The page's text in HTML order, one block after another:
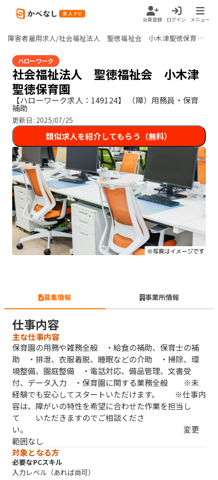
会員登録 ログイン メニュー
障害者雇用求人/社会福祉法人 聖徳福祉会 小木津聖徳保育園/茨城県
ハローワーク
社会福祉法人 聖徳福祉会 小木津
聖徳保育園
【ハローワーク求人：149124】 （障）用務員・保育
補助
更新日: 2025/07/25
類似求人を紹介してもらう（無料）
募集情報 事業所情報
仕事内容
主な仕事内容
保育園の用務や雑務全般 ・給食の補助、保育士の補
助 ・排泄、衣服着脱、睡眠などの介助 ・掃除、環
境整備、園庭整備 ・電話対応、備品管理、文書受
付、データ入力 ・保育園に関する業務全般 ※未
経験でも安心してスタートいただけます。 ※仕事内
容は、障がいの特性を希望に合わせた作業を担当し
て いただきますのでご相談くださ
い。 変更
範囲なし
対象となる方
必要なPCスキル
入力レベル（あれば尚可）